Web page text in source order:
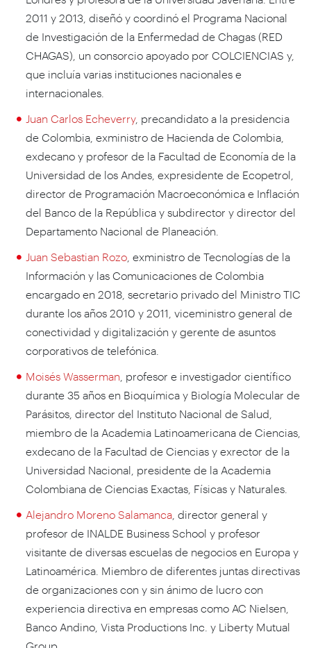
2011 y 2013, diseñó y coordinó el Programa Nacional
de Investigación de la Enfermedad de Chagas (RED
CHAGAS), un consorcio apoyado por COLCIENCIAS y,
que incluía varias instituciones nacionales e
internacionales.
Juan Carlos Echeverry, precandidato a la presidencia
de Colombia, exministro de Hacienda de Colombia,
exdecano y profesor de la Facultad de Economía de la
Universidad de los Andes, expresidente de Ecopetrol,
director de Programación Macroeconómica e Inflación
del Banco de la República y subdirector y director del
Departamento Nacional de Planeación.
Juan Sebastian Rozo , exministro de Tecnologías de la
Información y las Comunicaciones de Colombia
encargado en 2018, secretario privado del Ministro TIC
durante los años 2010 y 2011, viceministro general de
conectividad y digitalización y gerente de asuntos
corporativos de telefónica.
Moisés Wasserman , profesor e investigador científico
durante 35 años en Bioquímica y Biología Molecular de
Parásitos, director del Instituto Nacional de Salud,
miembro de la Academia Latinoamericana de Ciencias,
exdecano de la Facultad de Ciencias y exrector de la
Universidad Nacional, presidente de la Academia
Colombiana de Ciencias Exactas, Físicas y Naturales.
Alejandro Moreno Salamanca , director general y
profesor de INALDE Business School y profesor
visitante de diversas escuelas de negocios en Europa y
Latinoamérica. Miembro de diferentes juntas directivas
de organizaciones con y sin ánimo de lucro con
experiencia directiva en empresas como AC Nielsen,
Banco Andino, Vista Productions Inc. y Liberty Mutual